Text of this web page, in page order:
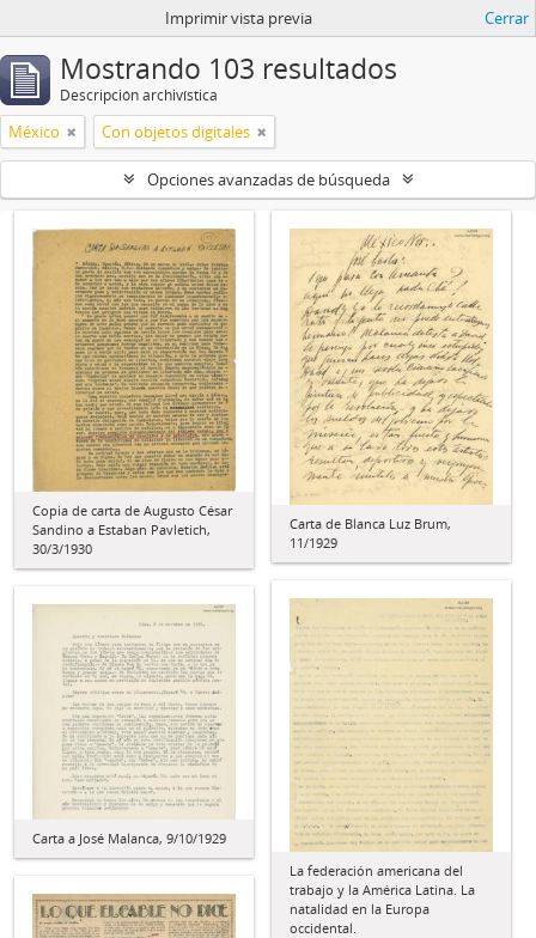
Imprimir vista previa Cerrar
Mostrando 103 resultados
Descripción archivística
México Con objetos digitales
Opciones avanzadas de búsqueda
Copia de carta de Augusto César
Sandino a Estaban Pavletich,
30/3/1930
Carta de Blanca Luz Brum,
11/1929
La federación americana del
trabajo y la América Latina. La
natalidad en la Europa
occidental.
Carta a José Malanca, 9/10/1929